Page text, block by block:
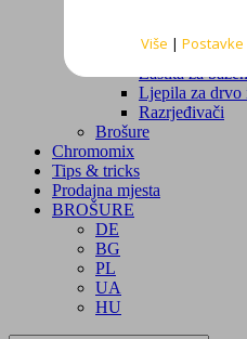
Tankoslojna
Zaštita za
Ljepila za drvo
Razrjeđivači
Brošure
Chromomix
Tips & tricks
Prodajna mjesta
BROŠURE
DE
BG
PL
UA
HU
Više | Postavke